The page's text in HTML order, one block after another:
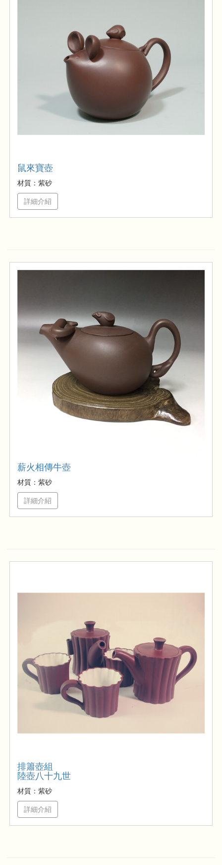
鼠來寶壺
材質：紫砂
詳細介紹
薪火相傳牛壺
材質：紫砂
詳細介紹
排簫壺組
陸壺八十九世
材質：紫砂
詳細介紹